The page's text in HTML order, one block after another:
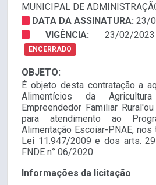
MUNICIPAL DE
DATA DA ASSINATURA: 23/
VIGÊNCIA: 23/02/
ENCERRADO
OBJETO:
É objeto desta contratação a
Alimentícios da
Empreendedor Familiar
para atendimento ao
Alimentação Escoiar-PNAE,
Lei 11.947/2009 e dos arts.
FNDE n° 06/2020
Informações da licitação